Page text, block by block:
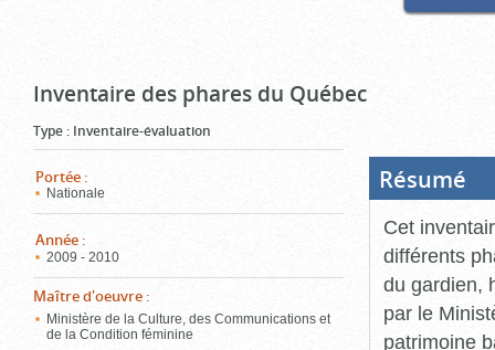
Inventaire des phares du Québec
Type : Inventaire-évaluation
Portée :
Nationale
Année :
2009 - 2010
Maître d'oeuvre :
Ministère de la Culture, des Communications et
de la Condition féminine
Résumé
Cet
différents
du gardien,
par le
patrimoine